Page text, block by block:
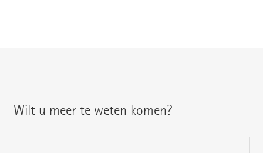
Wilt u meer te weten komen?